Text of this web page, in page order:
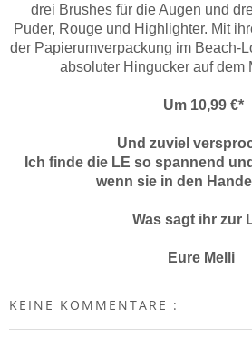
drei Brushes für die Augen und
Puder, Rouge und Highlighter. Mit
der Papierumverpackung im Beach-
absoluter Hingucker auf dem
Um 10,99 €*
Und zuviel
Ich finde die LE so spannend
wenn sie in den
Was sagt ihr zur
Eure Melli
KEINE KOMMENTARE :